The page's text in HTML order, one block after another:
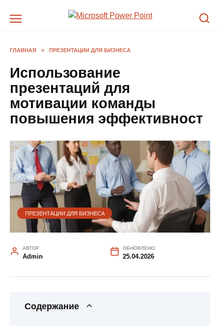
ГЛАВНАЯ » ПРЕЗЕНТАЦИИ ДЛЯ БИЗНЕСА
Использование
презентаций для
мотивации команды
повышения эффективност
ПРЕЗЕНТАЦИИ ДЛЯ БИЗНЕСА
АВТОР
Admin
ОБНОВЛЕНО
25.04.2026
Содержание